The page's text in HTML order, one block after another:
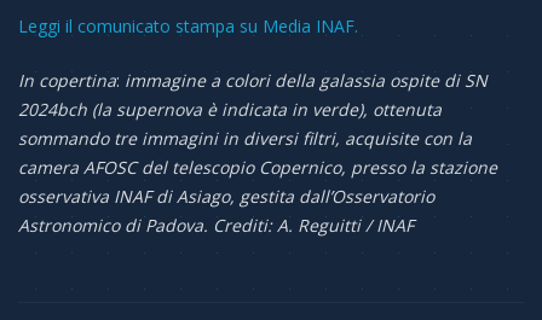
Leggi il comunicato stampa su Media INAF.
In copertina: immagine a colori della galassia ospite di SN
2024bch (la supernova è indicata in verde), ottenuta
sommando tre immagini in diversi filtri, acquisite con la
camera AFOSC del telescopio Copernico, presso la stazione
osservativa INAF di Asiago, gestita dall’Osservatorio
Astronomico di Padova. Crediti: A. Reguitti / INAF